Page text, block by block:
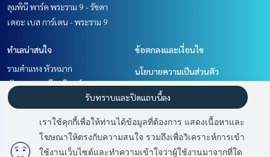
มี2คนกำลังดูประกาศนี้
ลุมพินี พาร์ค พระราม 9 - รัชดา
เดอะ เบส การ์เดน - พระราม 9
ทำเลน่าสนใจ
รามคำแหง หัวหมาก
พัฒนาการ ศรีนครินทร์
พระราม 9 เพชรบุรีตัดใหม่ RCA
ข้อตกลงและเงื่อนไข
นโยบายความเป็นส่วนตัว
เกี่ยวกับเรา
วิธีการฝากขาย-เช่า
ติดต่อ
เราใช้คุกกี้เพื่อให้ท่านได้ข้อมูลที่ต้องการ แสดงเนื้อหาและ
โฆษณาให้ตรงกับความสนใจ รวมถึงเพื่อวิเคราะห์การเข้า
ใช้งานเว็บไซต์และทำความเข้าใจว่าผู้ใช้งานมาจากที่ใด
รับทราบและปิดแถบนี้ลง